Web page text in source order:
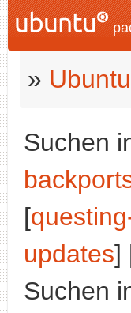
» Ubuntu
Suchen
[
updates]
Suchen